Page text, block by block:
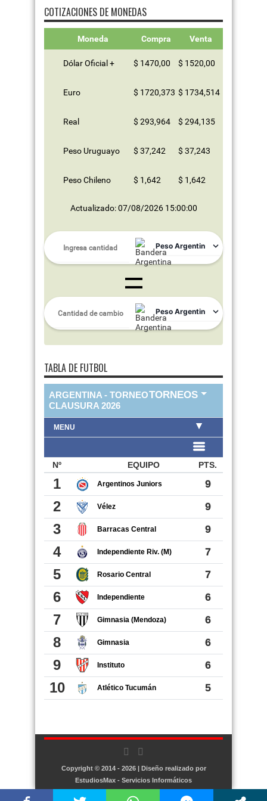
COTIZACIONES DE MONEDAS
Moneda Compra Venta
Dólar Oficial + $ 1470,00 $ 1520,00
Euro $ 1720,373 $ 1734,514
Real $ 293,964 $ 294,135
Peso Uruguayo $ 37,242 $ 37,243
Peso Chileno $ 1,642 $ 1,642
Actualizado: 07/08/2026 15:00:00
TABLA DE FUTBOL
Copyright © 2014 - 2026 | Diseño realizado por
EstudiosMax - Servicios Informáticos